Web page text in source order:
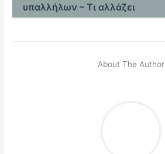
υπαλλήλων – Τι αλλάζει
About The Author